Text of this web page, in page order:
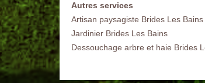
Autres services
Artisan paysagiste Brides Les Bains
Jardinier Brides Les Bains
Dessouchage arbre et haie Brides